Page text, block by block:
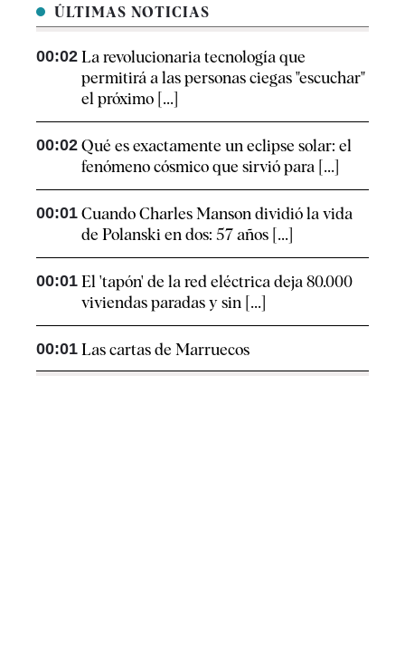
ÚLTIMAS NOTICIAS
00:02 La revolucionaria tecnología que
permitirá a las personas ciegas "escuchar"
el próximo [...]
00:02 Qué es exactamente un eclipse solar: el
fenómeno cósmico que sirvió para [...]
00:01 Cuando Charles Manson dividió la vida
de Polanski en dos: 57 años [...]
00:01 El 'tapón' de la red eléctrica deja 80.000
viviendas paradas y sin [...]
00:01 Las cartas de Marruecos